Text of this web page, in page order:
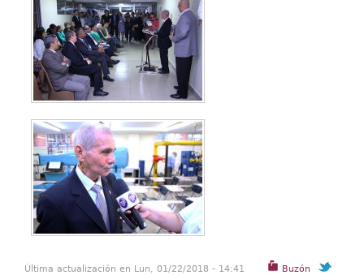
Buzón
Última actualización en Lun, 01/22/2018 - 14:41